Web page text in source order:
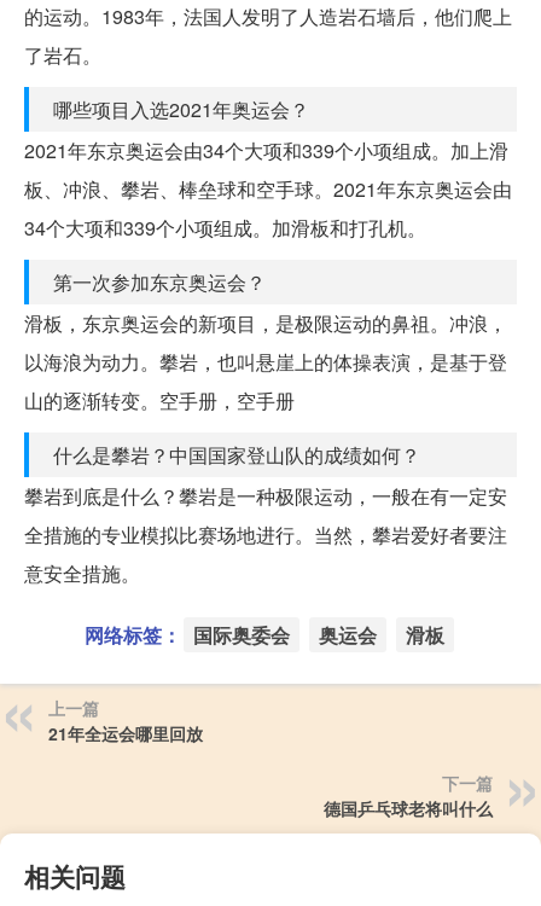
的运动。1983年，法国人发明了人造岩石墙后，他们爬上
了岩石。
哪些项目入选2021年奥运会？
2021年东京奥运会由34个大项和339个小项组成。加上滑
板、冲浪、攀岩、棒垒球和空手球。2021年东京奥运会由
34个大项和339个小项组成。加滑板和打孔机。
第一次参加东京奥运会？
滑板，东京奥运会的新项目，是极限运动的鼻祖。冲浪，
以海浪为动力。攀岩，也叫悬崖上的体操表演，是基于登
山的逐渐转变。空手册，空手册
什么是攀岩？中国国家登山队的成绩如何？
攀岩到底是什么？攀岩是一种极限运动，一般在有一定安
全措施的专业模拟比赛场地进行。当然，攀岩爱好者要注
意安全措施。
网络标签： 国际奥委会 奥运会 滑板
上一篇
21年全运会哪里回放
下一篇
德国乒乓球老将叫什么
相关问题